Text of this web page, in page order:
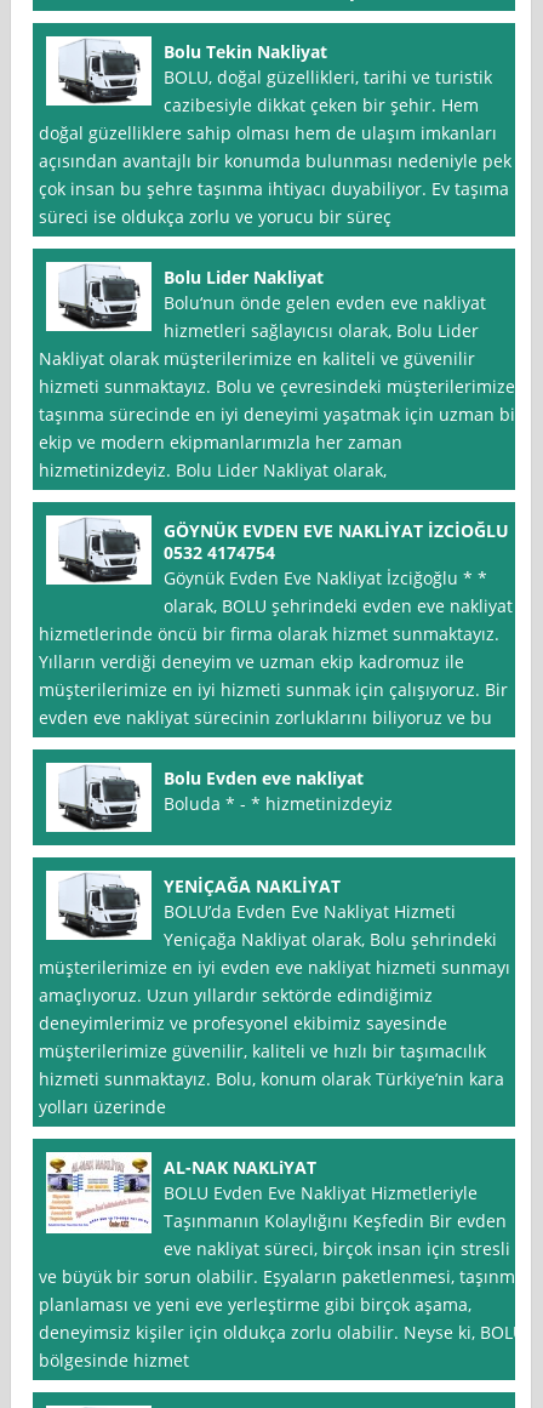
Bolu Tekin Nakliyat
BOLU, doğal güzellikleri, tarihi ve turistik
cazibesiyle dikkat çeken bir şehir. Hem
doğal güzelliklere sahip olması hem de ulaşım imkanları
açısından avantajlı bir konumda bulunması nedeniyle pek
çok insan bu şehre taşınma ihtiyacı duyabiliyor. Ev taşıma
süreci ise oldukça zorlu ve yorucu bir süreç
Bolu Lider Nakliyat
Bolu‘nun önde gelen evden eve nakliyat
hizmetleri sağlayıcısı olarak, Bolu Lider
Nakliyat olarak müşterilerimize en kaliteli ve güvenilir
hizmeti sunmaktayız. Bolu ve çevresindeki müşterilerimize
taşınma sürecinde en iyi deneyimi yaşatmak için uzman bir
ekip ve modern ekipmanlarımızla her zaman
hizmetinizdeyiz. Bolu Lider Nakliyat olarak,
GÖYNÜK EVDEN EVE NAKLİYAT İZCİOĞLU
0532 4174754
Göynük Evden Eve Nakliyat İzciğoğlu * *
olarak, BOLU şehrindeki evden eve nakliyat
hizmetlerinde öncü bir firma olarak hizmet sunmaktayız.
Yılların verdiği deneyim ve uzman ekip kadromuz ile
müşterilerimize en iyi hizmeti sunmak için çalışıyoruz. Bir
evden eve nakliyat sürecinin zorluklarını biliyoruz ve bu
Bolu Evden eve nakliyat
Boluda * - * hizmetinizdeyiz
YENİÇAĞA NAKLİYAT
BOLU’da Evden Eve Nakliyat Hizmeti
Yeniçağa Nakliyat olarak, Bolu şehrindeki
müşterilerimize en iyi evden eve nakliyat hizmeti sunmayı
amaçlıyoruz. Uzun yıllardır sektörde edindiğimiz
deneyimlerimiz ve profesyonel ekibimiz sayesinde
müşterilerimize güvenilir, kaliteli ve hızlı bir taşımacılık
hizmeti sunmaktayız. Bolu, konum olarak Türkiye’nin kara
yolları üzerinde
AL-NAK NAKLiYAT
BOLU Evden Eve Nakliyat Hizmetleriyle
Taşınmanın Kolaylığını Keşfedin Bir evden
eve nakliyat süreci, birçok insan için stresli
ve büyük bir sorun olabilir. Eşyaların paketlenmesi, taşınma
planlaması ve yeni eve yerleştirme gibi birçok aşama,
deneyimsiz kişiler için oldukça zorlu olabilir. Neyse ki, BOLU
bölgesinde hizmet